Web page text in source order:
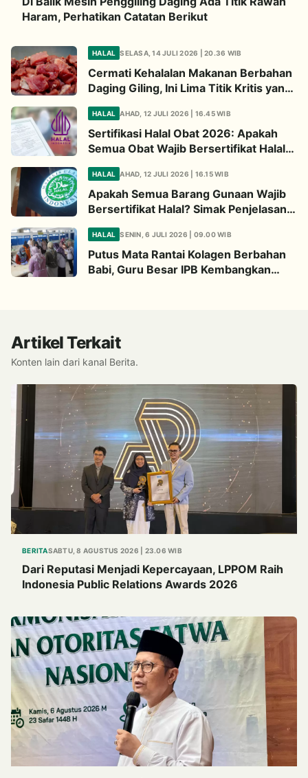
Haram, Perhatikan Catatan Berikut
HALAL SELASA, 14 JULI 2026 | 20.36 WIB
Cermati Kehalalan Makanan Berbahan
Daging Giling, Ini Lima Titik Kritis yang
HALAL AHAD, 12 JULI 2026 | 16.45 WIB
Sertifikasi Halal Obat 2026: Apakah
Semua Obat Wajib Bersertifikat Halal?
HALAL AHAD, 12 JULI 2026 | 16.15 WIB
Apakah Semua Barang Gunaan Wajib
Bersertifikat Halal? Simak Penjelasan
HALAL SENIN, 6 JULI 2026 | 09.00 WIB
Putus Mata Rantai Kolagen Berbahan
Babi, Guru Besar IPB Kembangkan
Artikel Terkait
Konten lain dari kanal Berita.
BERITASABTU, 8 AGUSTUS 2026 | 23.06 WIB
Dari Reputasi Menjadi Kepercayaan, LPPOM Raih
Indonesia Public Relations Awards 2026